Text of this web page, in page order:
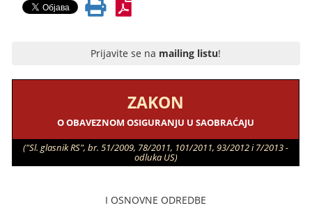
Prijavite se na mailing listu!
ZAKON
O OBAVEZNOM OSIGURANJU U SAOBRAĆAJU
("Sl. glasnik RS", br. 51/2009, 78/2011, 101/2011, 93/2012 i 7/2013 -
odluka US)
I OSNOVNE ODREDBE